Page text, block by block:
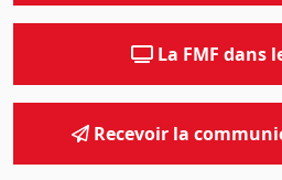
La FMF dans
Recevoir la